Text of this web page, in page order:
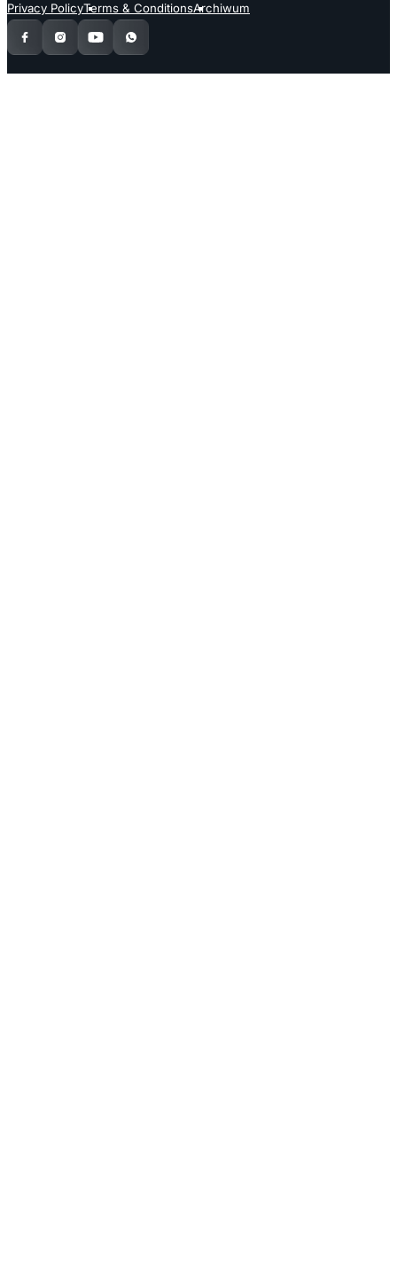
Privacy PolicyTerms & ConditionsArchiwum